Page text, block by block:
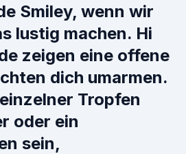
Smiley, wenn wir
lustig machen. Hi
zeigen eine offene
dich umarmen.
Tropfen
oder ein
sein,